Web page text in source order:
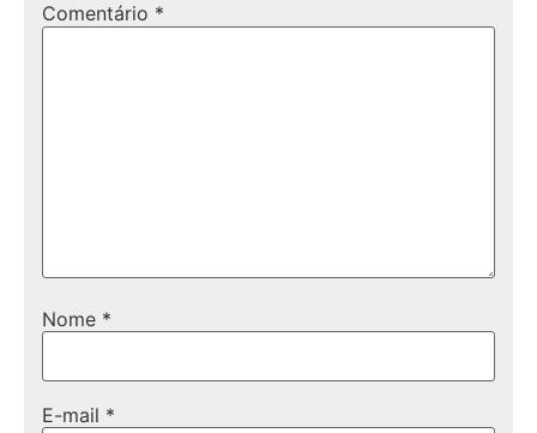
Comentário *
Nome *
E-mail *